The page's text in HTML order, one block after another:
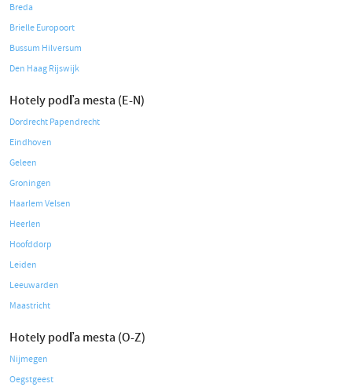
Breda
Brielle Europoort
Bussum Hilversum
Den Haag Rijswijk
Hotely podľa mesta (E-N)
Dordrecht Papendrecht
Eindhoven
Geleen
Groningen
Haarlem Velsen
Heerlen
Hoofddorp
Leiden
Leeuwarden
Maastricht
Hotely podľa mesta (O-Z)
Nijmegen
Oegstgeest